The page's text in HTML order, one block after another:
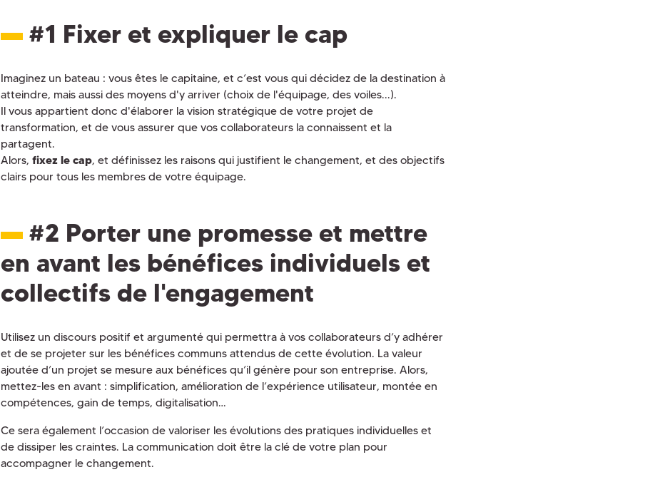
#1 Fixer et expliquer le cap
Imaginez un bateau : vous êtes le capitaine, et c’est vous qui décidez de la destination à
atteindre, mais aussi des moyens d'y arriver (choix de l'équipage, des voiles...).
Il vous appartient donc d'élaborer la vision stratégique de votre projet de
transformation, et de vous assurer que vos collaborateurs la connaissent et la
partagent.
Alors,fixez le cap, et définissez les raisons qui justifient le changement, et des objectifs
clairs pour tous les membres de votre équipage.
#2 Porter une promesse et mettre
en avant les bénéfices individuels et
collectifs de l'engagement
Utilisez un discours positif et argumenté qui permettra à vos collaborateurs d’y adhérer
et de se projeter sur les bénéfices communs attendus de cette évolution. La valeur
ajoutée d’un projet se mesure aux bénéfices qu’il génère pour son entreprise. Alors,
mettez-les en avant : simplification, amélioration de l’expérience utilisateur, montée en
compétences, gain de temps, digitalisation…
Ce sera également l’occasion de valoriser les évolutions des pratiques individuelles et
de dissiper les craintes. La communication doit être la clé de votre plan pour
accompagner le changement.